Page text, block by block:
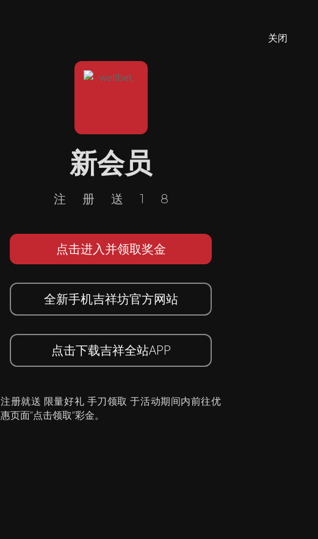
关闭
新会员
注册送18
点击进入并领取奖金
全新手机吉祥坊官方网站
点击下载吉祥全站APP
注册就送 限量好礼 手刀领取 于活动期间内前往优
惠页面”点击领取”彩金。